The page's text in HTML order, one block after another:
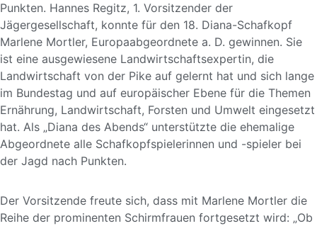
Punkten. Hannes Regitz, 1. Vorsitzender der
Jägergesellschaft, konnte für den 18. Diana-Schafkopf
Marlene Mortler, Europaabgeordnete a. D. gewinnen. Sie
ist eine ausgewiesene Landwirtschaftsexpertin, die
Landwirtschaft von der Pike auf gelernt hat und sich lange
im Bundestag und auf europäischer Ebene für die Themen
Ernährung, Landwirtschaft, Forsten und Umwelt eingesetzt
hat. Als „Diana des Abends“ unterstützte die ehemalige
Abgeordnete alle Schafkopfspielerinnen und -spieler bei
der Jagd nach Punkten.
Der Vorsitzende freute sich, dass mit Marlene Mortler die
Reihe der prominenten Schirmfrauen fortgesetzt wird: „Ob